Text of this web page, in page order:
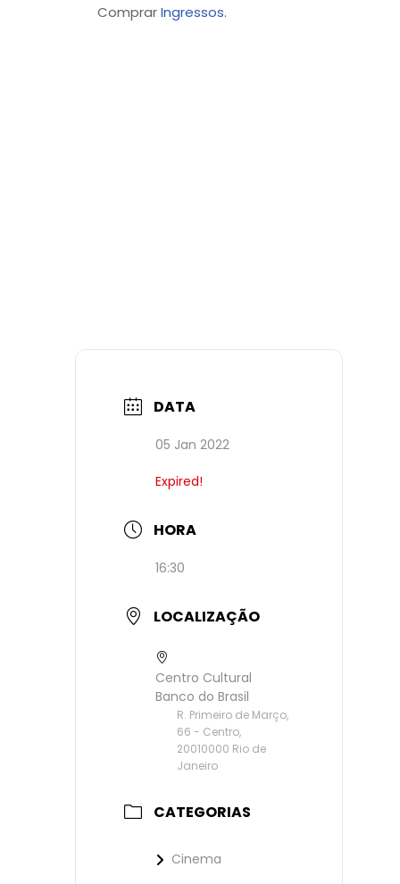
ComprarIngressos.
DATA
05 Jan 2022
Expired!
HORA
16:30
LOCALIZAÇÃO
Centro Cultural
Banco do Brasil
R. Primeiro de Março,
66 - Centro,
20010000 Rio de
Janeiro
CATEGORIAS
Cinema